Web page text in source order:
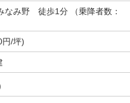
み野 徒歩1分 （乗降者数：
/坪)